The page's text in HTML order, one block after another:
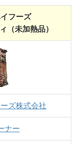
フーズ
（未加熱品）
ズ株式会社
ナー